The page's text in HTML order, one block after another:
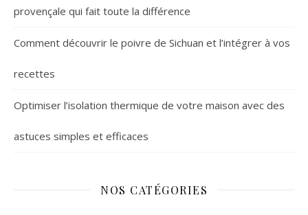
provençale qui fait toute la différence
Comment découvrir le poivre de Sichuan et l’intégrer à vos
recettes
Optimiser l’isolation thermique de votre maison avec des
astuces simples et efficaces
NOS CATÉGORIES